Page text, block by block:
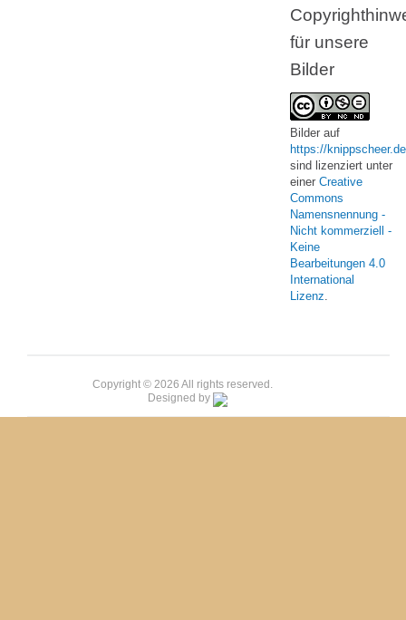
für unsere
Bilder
Bilder auf
https://knippscheer.de
sind lizenziert unter
einer Creative
Commons
Namensnennung -
Nicht kommerziell -
Keine
Bearbeitungen 4.0
International
Lizenz.
Copyright © 2026 All rights reserved.
Designed by